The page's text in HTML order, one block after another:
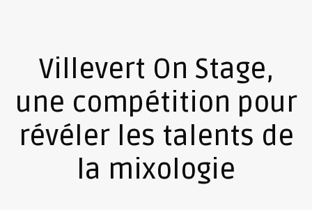
Villevert On Stage,
une compétition pour
révéler les talents de
la mixologie